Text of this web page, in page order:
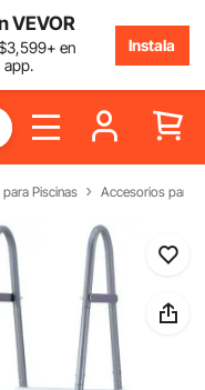
VEVOR
3,599+ en
app.
Instala
Piscinas Accesorios para